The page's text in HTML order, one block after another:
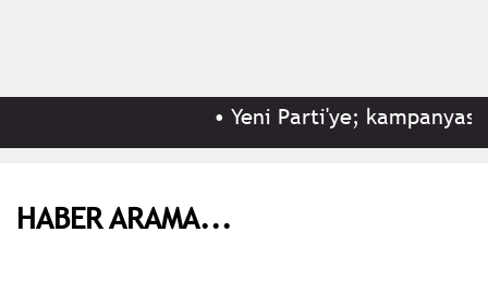
Yeni Parti'ye;
HABER ARAMA...